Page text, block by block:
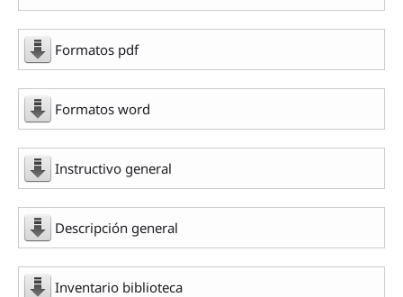
Formatos pdf
Formatos word
Instructivo general
Descripción general
Inventario biblioteca